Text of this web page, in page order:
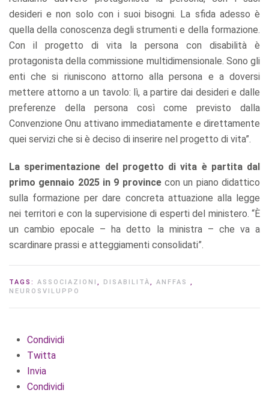
desideri e non solo con i suoi bisogni. La sfida adesso è
quella della conoscenza degli strumenti e della formazione.
Con il progetto di vita la persona con disabilità è
protagonista della commissione multidimensionale. Sono gli
enti che si riuniscono attorno alla persona e a doversi
mettere attorno a un tavolo: lì, a partire dai desideri e dalle
preferenze della persona così come previsto dalla
Convenzione Onu attivano immediatamente e direttamente
quei servizi che si è deciso di inserire nel progetto di vita”.
La sperimentazione del progetto di vita è partita dal
primo gennaio 2025 in 9 provincecon un piano didattico
sulla formazione per dare concreta attuazione alla legge
nei territori e con la supervisione di esperti del ministero. “È
un cambio epocale – ha detto la ministra – che va a
scardinare prassi e atteggiamenti consolidati”.
TAGS: ASSOCIAZIONI , DISABILITÀ, ANFFAS ,
NEUROSVILUPPO
Condividi
Twitta
Invia
Condividi